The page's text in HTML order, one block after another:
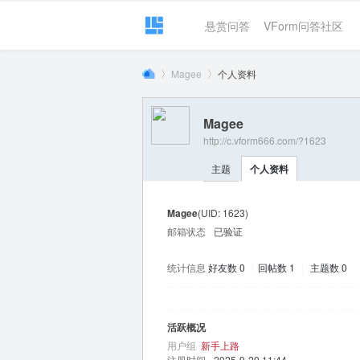
悬赏问答 VForm问答社区
VF›
Magee
›
个人资料
Magee
http://c.vform666.com/?1623
主题 个人资料
Magee(UID: 1623)
邮箱状态
已验证
统计信息 好友数 0 回帖数 1 主题数 0
活跃概况
用户组 新手上路